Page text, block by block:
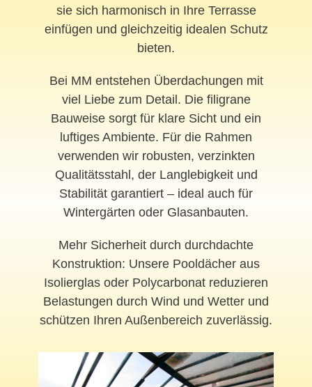
sie sich harmonisch in Ihre Terrasse
einfügen und gleichzeitig idealen Schutz
bieten.
Bei MM entstehen Überdachungen mit
viel Liebe zum Detail. Die filigrane
Bauweise sorgt für klare Sicht und ein
luftiges Ambiente. Für die Rahmen
verwenden wir robusten, verzinkten
Qualitätsstahl, der Langlebigkeit und
Stabilität garantiert – ideal auch für
Wintergärten oder Glasanbauten.
Mehr Sicherheit durch durchdachte
Konstruktion: Unsere Pooldächer aus
Isolierglas oder Polycarbonat reduzieren
Belastungen durch Wind und Wetter und
schützen Ihren Außenbereich zuverlässig.